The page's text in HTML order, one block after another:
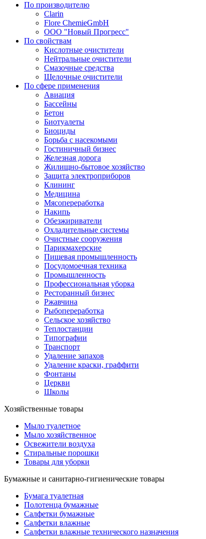
По производителю
Clarin
Flore ChemieGmbH
ООО "Новый Прогресс"
По свойствам
Кислотные очистители
Нейтральные очистители
Смазочные средства
Щелочные очистители
По сфере применения
Авиация
Бассейны
Бетон
Биотуалеты
Биоциды
Борьба с насекомыми
Гостиничный бизнес
Железная дорога
Жилищно-бытовое хозяйство
Защита электроприборов
Клининг
Медицина
Мясопереработка
Накипь
Обезжириватели
Охладительные системы
Очистные сооружения
Парикмахерские
Пищевая промышленность
Посудомоечная техника
Промышленность
Профессиональная уборка
Ресторанный бизнес
Ржавчина
Рыбопереработка
Сельское хозяйство
Теплостанции
Типографии
Транспорт
Удаление запахов
Удаление краски, граффити
Фонтаны
Церкви
Школы
Хозяйственные товары
Мыло туалетное
Мыло хозяйственное
Освежители воздуха
Стиральные порошки
Товары для уборки
Бумажные и санитарно-гигиенические товары
Бумага туалетная
Полотенца бумажные
Салфетки бумажные
Салфетки влажные
Салфетки влажные технического назначения